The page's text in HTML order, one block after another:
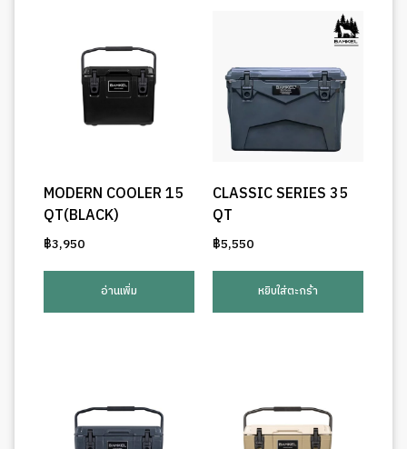
MODERN COOLER 15
QT(BLACK)
฿3,950
อ่านเพิ่ม
CLASSIC SERIES 35
QT
฿5,550
หยิบใส่ตะกร้า